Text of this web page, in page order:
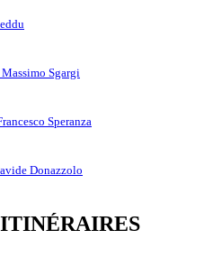
Massimo Sgargi
Speranza
Donazzolo